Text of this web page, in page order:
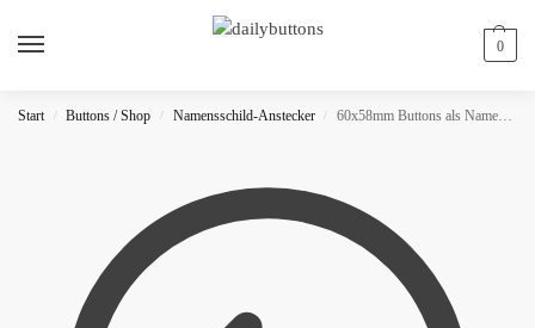
0
Start / Buttons / Shop / Namensschild-Anstecker / 60x58mm Buttons als Namensschilder (Fünfeckig)